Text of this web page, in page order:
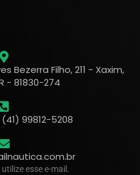
Bezerra Filho, 211 - Xaxim,
- 81830-274
99812-5208
esse e-mail.